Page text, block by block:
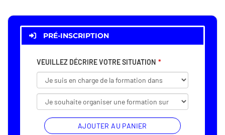
PRÉ-INSCRIPTION
VEUILLEZ DÉCRIRE VOTRE SITUATION
AJOUTER AU PANIER